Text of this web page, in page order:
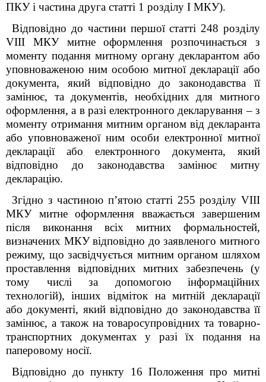
ПКУ і частина друга статті 1 розділу І МКУ).
Відповідно до частини першої статті 248 розділу
VІІІ МКУ митне оформлення розпочинається з
моменту подання митному органу декларантом або
уповноваженою ним особою митної декларації або
документа, який відповідно до законодавства її
замінює, та документів, необхідних для митного
оформлення, а в разі електронного декларування – з
моменту отримання митним органом від декларанта
або уповноваженої ним особи електронної митної
декларації або електронного документа, який
відповідно до законодавства замінює митну
декларацію.
Згідно з частиною п’ятою статті 255 розділу VІІІ
МКУ митне оформлення вважається завершеним
після виконання всіх митних формальностей,
визначених МКУ відповідно до заявленого митного
режиму, що засвідчується митним органом шляхом
проставлення відповідних митних забезпечень (у
тому числі за допомогою інформаційних
технологій), інших відміток на митній декларації
або документі, який відповідно до законодавства її
замінює, а також на товаросупровідних та товарно-
транспортних документах у разі їх подання на
паперовому носії.
Відповідно до пункту 16 Положення про митні